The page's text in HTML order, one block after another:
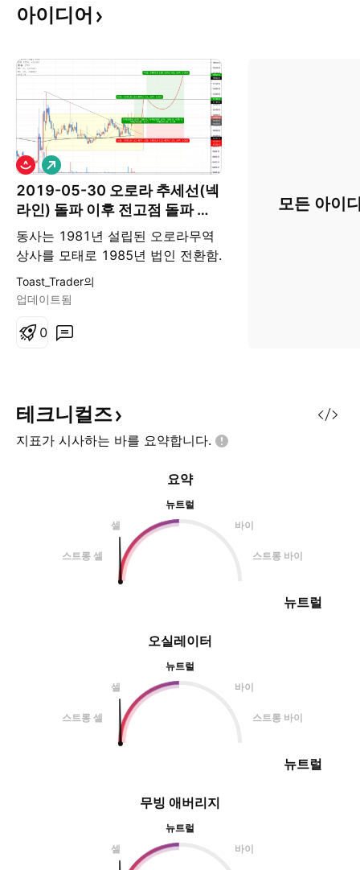
아이디어
2019-05-30 오로라 추세선(넥
라인) 돌파 이후 전고점 돌파 흐
름 포착에 따른 매수
동사는 1981년 설립된 오로라무역
상사를 모태로 1985년 법인 전환함.
캐릭터디자인 전문기업으로서 캐릭
터디자인을 개발하고 캐릭터완구를
케팅을 하는 글로벌 다국적 회사임.
디스트리뷰터를 통하여 해외시장에
판매하고 있음. 주요 수익원은 캐릭
터완구 매출이며 수출비중이 매우
롱
Toast_Trader의
업데이트됨
0
모든 아이
테크니컬즈
지표가 시사하는 바를 요약합니다.
오실레이터
뉴트럴
셀
바이
스트롱 셀 스트롱 바이
뉴트럴
요약
뉴트럴
셀
바이
스트롱 셀 스트롱 바이
뉴트럴
무빙 애버리지
뉴트럴
셀
바이